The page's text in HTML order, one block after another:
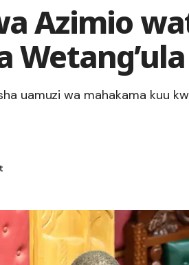
Azimio
Wetang’ula
uamuzi wa mahakama kuu